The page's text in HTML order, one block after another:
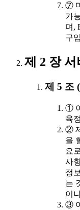
⑦
가
며,
구
제 2 장
제 5 조
①
육
②
을
요
사
정
는
이
③